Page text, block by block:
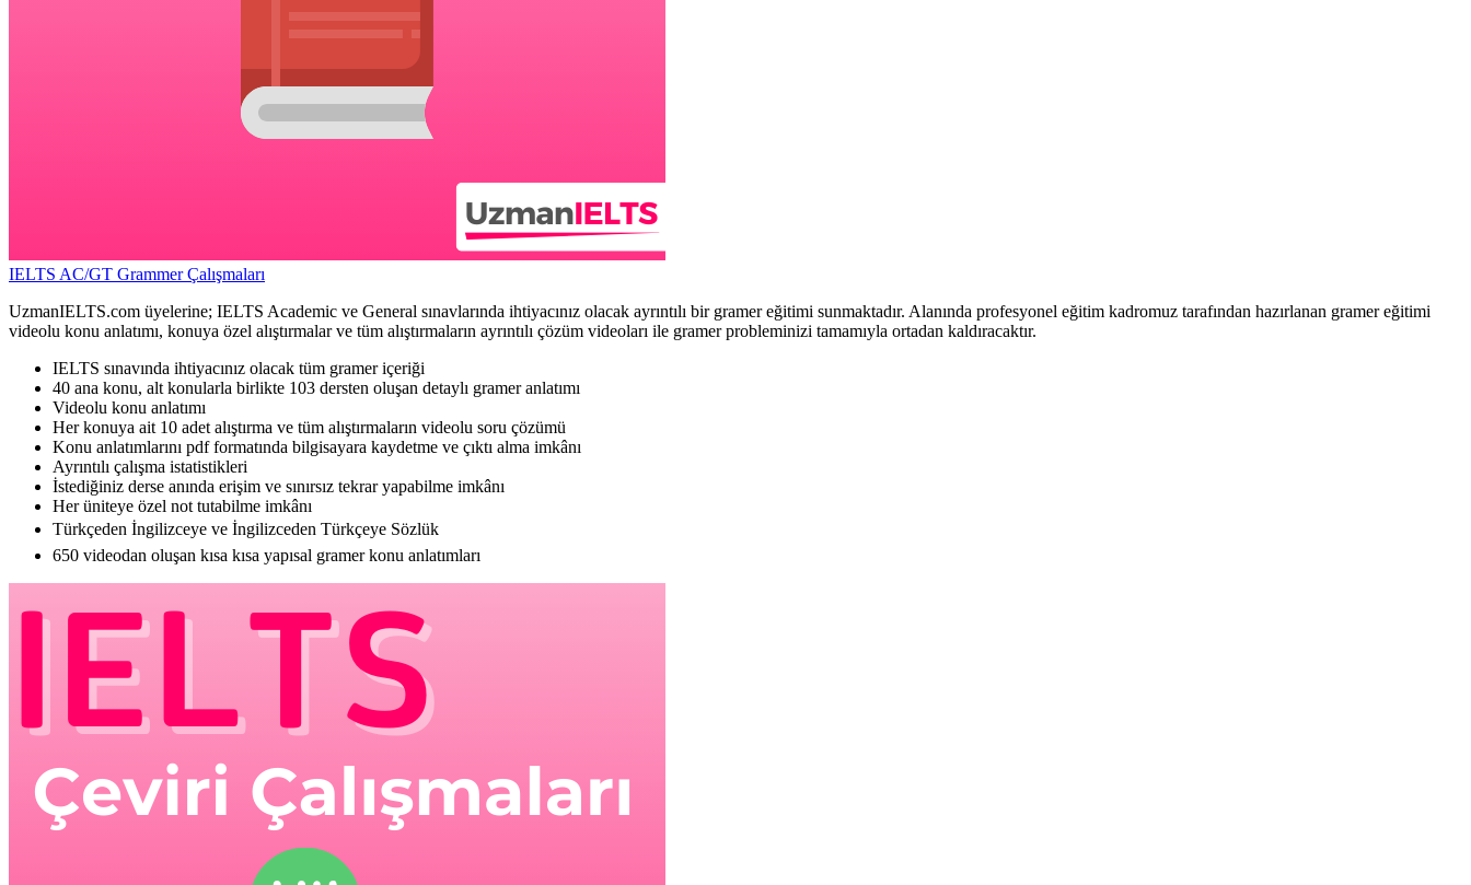
IELTS AC/GT Grammer Çalışmaları
UzmanIELTS.com üyelerine; IELTS Academic ve General sınavlarında ihtiyacınız olacak ayrıntılı bir gramer eğitimi sunmaktadır. Alanında profesyonel eğitim kadromuz tarafından hazırlanan gramer eğitimi
videolu konu anlatımı, konuya özel alıştırmalar ve tüm alıştırmaların ayrıntılı çözüm videoları ile gramer probleminizi tamamıyla ortadan kaldıracaktır.
IELTS sınavında ihtiyacınız olacak tüm gramer içeriği
40 ana konu, alt konularla birlikte 103 dersten oluşan detaylı gramer anlatımı
Videolu konu anlatımı
Her konuya ait 10 adet alıştırma ve tüm alıştırmaların videolu soru çözümü
Konu anlatımlarını pdf formatında bilgisayara kaydetme ve çıktı alma imkânı
Ayrıntılı çalışma istatistikleri
İstediğiniz derse anında erişim ve sınırsız tekrar yapabilme imkânı
Her üniteye özel not tutabilme imkânı
Türkçeden İngilizceye ve İngilizceden Türkçeye Sözlük
650 videodan oluşan kısa kısa yapısal gramer konu anlatımları